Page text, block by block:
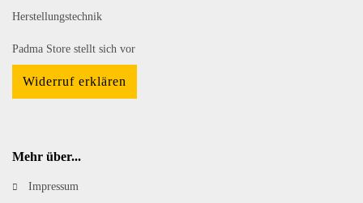
Herstellungstechnik
Padma Store stellt sich vor
Widerruf erklären
Mehr über...
Impressum